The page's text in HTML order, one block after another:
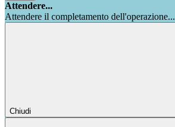
Attendere...
Attendere il completamento dell'operazione...
Chiudi